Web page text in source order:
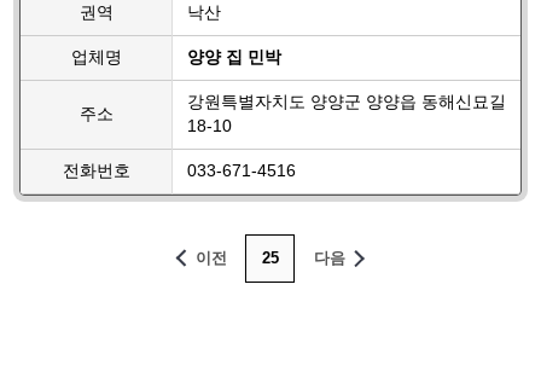
권역 낙산
업체명 양양 집 민박
주소
강원특별자치도 양양군 양양읍 동해신묘길
18-10
전화번호 033-671-4516
이전 25 다음